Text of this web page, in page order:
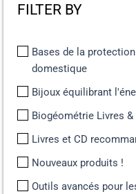
FILTER BY
Bases de la
domestique
Bijoux équilibrant
Biogéométrie Livres &
Livres et CD
Nouveaux produits !
Outils avancés pour